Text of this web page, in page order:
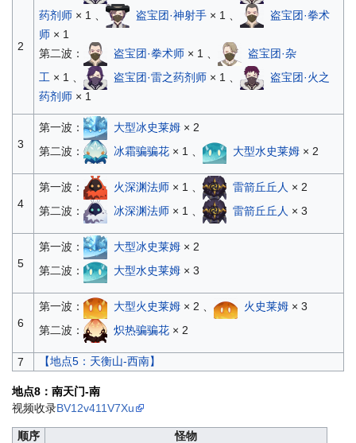
2
药剂师× 1 、 盗宝团·神射手× 1 、
盗宝团·拳术
师× 1
第二波：
盗宝团·拳术师× 1 、
盗宝团·杂
工 × 1 、 盗宝团·雷之药剂师× 1 、
盗宝团·火之
药剂师× 1
3
第一波： 大型冰史莱姆× 2
第二波：
冰霜骗骗花× 1 、 大型水史莱姆× 2
4
第一波： 火深渊法师× 1 、 雷箭丘丘人 × 2
第二波：
冰深渊法师× 1 、 雷箭丘丘人 × 3
5
第一波： 大型冰史莱姆× 2
第二波：
大型水史莱姆× 3
6
第一波： 大型火史莱姆× 2 、 火史莱姆× 3
第二波：
炽热骗骗花× 2
7 【地点5：天衡山-西南】
地点8：南天门-南
视频收录BV12v411V7Xu
顺序 怪物